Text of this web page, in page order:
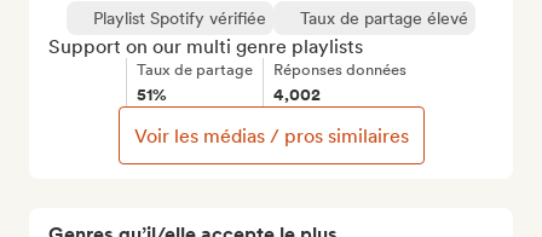
Playlist Spotify vérifiée
Taux de partage élevé
Support on our multi genre playlists
Taux de partage
51%
Réponses données
4,002
Voir les médias / pros similaires